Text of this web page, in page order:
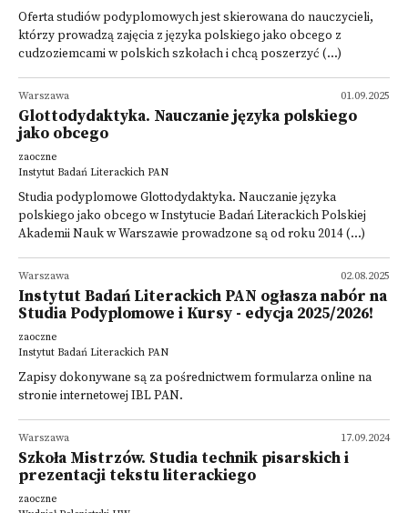
Oferta studiów podyplomowych jest skierowana do nauczycieli,
którzy prowadzą zajęcia z języka polskiego jako obcego z
cudzoziemcami w polskich szkołach i chcą poszerzyć (...)
01.09.2025
Warszawa
Glottodydaktyka. Nauczanie języka polskiego
jako obcego
zaoczne
Instytut Badań Literackich PAN
Studia podyplomowe Glottodydaktyka. Nauczanie języka
polskiego jako obcego w Instytucie Badań Literackich Polskiej
Akademii Nauk w Warszawie prowadzone są od roku 2014 (...)
02.08.2025
Warszawa
Instytut Badań Literackich PAN ogłasza nabór na
Studia Podyplomowe i Kursy - edycja 2025/2026!
zaoczne
Instytut Badań Literackich PAN
Zapisy dokonywane są za pośrednictwem formularza online na
stronie internetowej IBL PAN.
17.09.2024
Warszawa
Szkoła Mistrzów. Studia technik pisarskich i
prezentacji tekstu literackiego
zaoczne